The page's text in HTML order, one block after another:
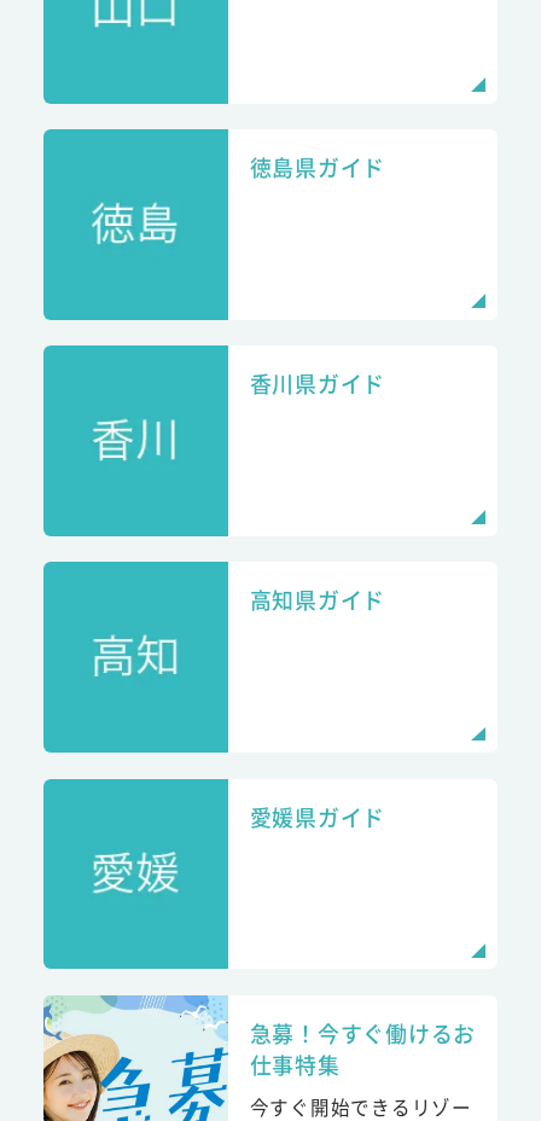
徳島県ガイド
香川県ガイド
高知県ガイド
愛媛県ガイド
急募！今すぐ働けるお
仕事特集
今すぐ開始できるリゾー